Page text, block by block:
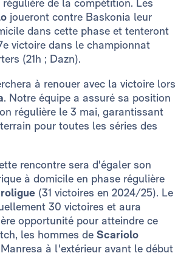
de la compétition. Les
joueront contre Baskonia leur
dans cette phase et tenteront
victoire dans le championnat
(21h ; Dazn).
à renouer avec la victoire lors
. Notre équipe a assuré sa position
régulière le 3 mai, garantissant
pour toutes les séries des
rencontre sera d'égaler son
à domicile en phase régulière
(31 victoires en 2024/25). Le
30 victoires et aura
opportunité pour atteindre ce
les hommes de Scariolo
à l'extérieur avant le début